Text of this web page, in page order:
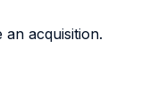
acquisition.